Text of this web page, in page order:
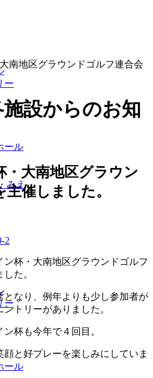
ー
ール
みえ
ー
ール
南地区グラウンドゴルフ連合会
設からのお知
・大南地区グラウン
主催しました。
ン杯・大南地区グラウンドゴルフ
た。
なり、例年よりも少し参加者が
トリーがありました。
杯も今年で４回目。
と好プレーを楽しみにしていま